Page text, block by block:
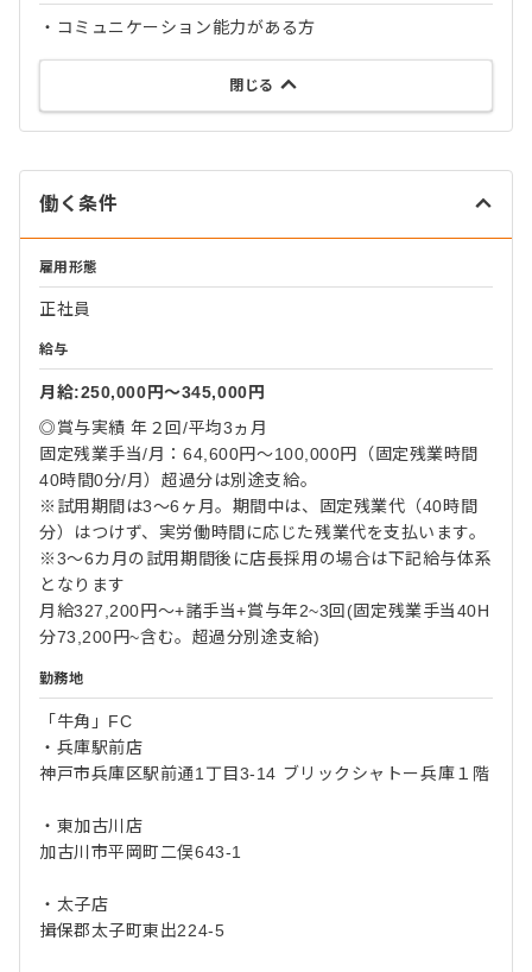
・コミュニケーション能力がある方
閉じる
働く条件
雇用形態
正社員
給与
月給:250,000円〜345,000円
◎賞与実績 年２回/平均3ヵ月
固定残業手当/月：64,600円～100,000円（固定残業時間
40時間0分/月）超過分は別途支給。
※試用期間は3～6ヶ月。期間中は、固定残業代（40時間
分）はつけず、実労働時間に応じた残業代を支払います。
※3～6カ月の試用期間後に店長採用の場合は下記給与体系
となります
月給327,200円～+諸手当+賞与年2~3回(固定残業手当40H
分73,200円~含む。超過分別途支給)
勤務地
「牛角」FC
・兵庫駅前店
神戸市兵庫区駅前通1丁目3-14 ブリックシャトー兵庫１階
・東加古川店
加古川市平岡町二俣643-1
・太子店
揖保郡太子町東出224-5